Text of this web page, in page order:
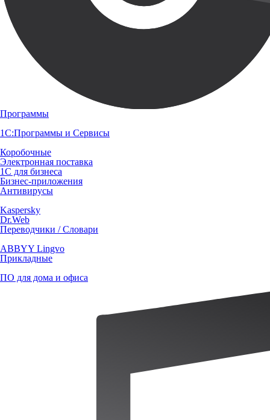
Программы
1С:Программы и Сервисы
Коробочные
Электронная поставка
1С для бизнеса
Бизнес-приложения
Антивирусы
Kaspersky
Dr.Web
Переводчики / Словари
ABBYY Lingvo
Прикладные
ПО для дома и офиса